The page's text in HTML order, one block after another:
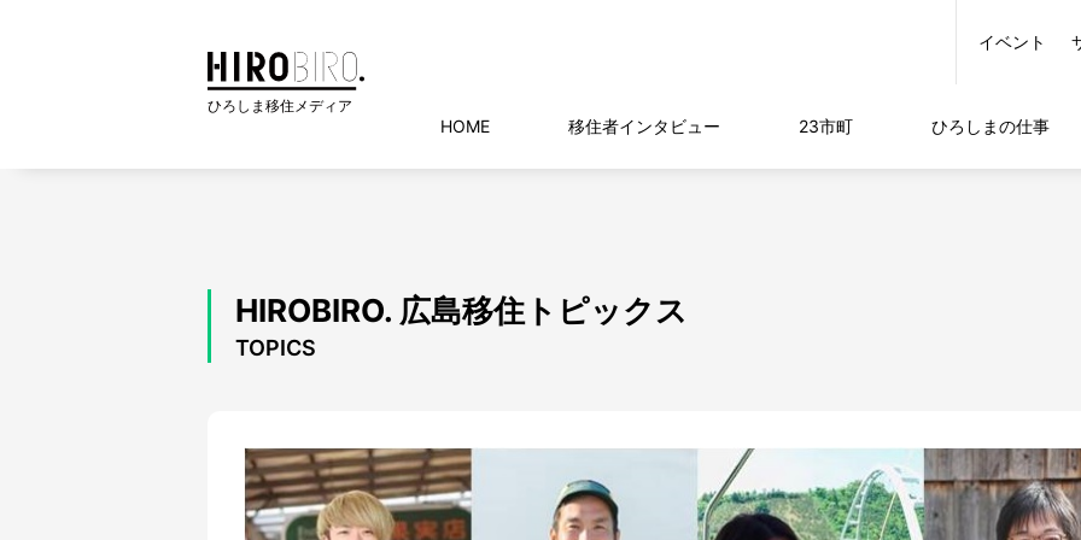
HOME 移住者インタビュー 23市町 ひろしまの仕事
イベント
HIROBIRO. 広島移住トピックス
TOPICS